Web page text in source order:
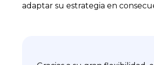
adaptar su estrategia en